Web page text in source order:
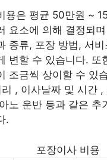
용은 평균 50만원 ~
요소에 의해 결정되
종류, 포장 방법, 서
변할 수 있습니다. 또
조금씩 상이할 수 있
, 이사날짜 및 시간 ,
노 운반 등과 같은 추
.
포장이사 비용